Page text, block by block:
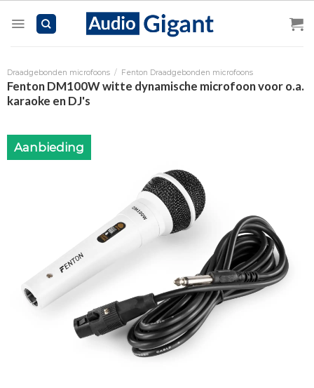
Draadgebonden microfoons / Fenton Draadgebonden microfoons
Fenton DM100W witte dynamische microfoon voor o.a.
karaoke en DJ's
Aanbieding